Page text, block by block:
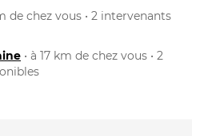
de chez vous • 2 intervenants
• à 17 km de chez vous • 2